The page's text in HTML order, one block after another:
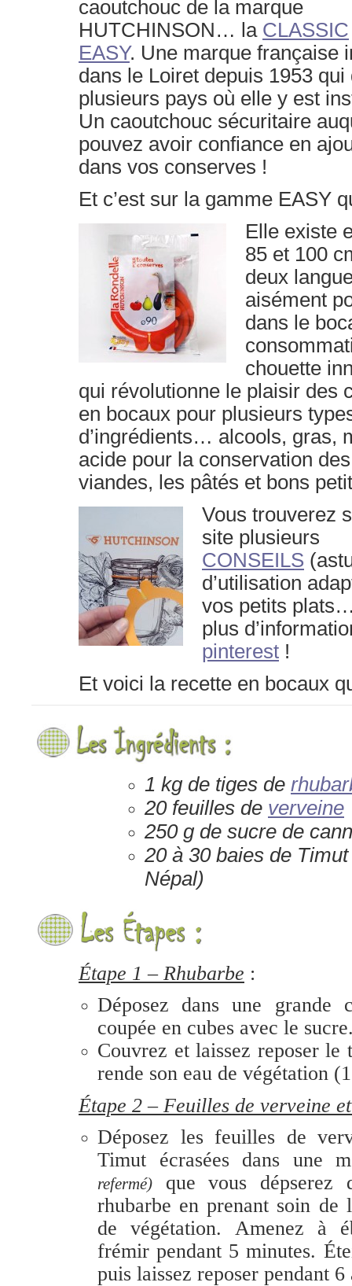
caoutchouc de la marque
HUTCHINSON… la CLASSIC
EASY. Une marque française i
dans le Loiret depuis 1953 qui
plusieurs pays où elle y est
Un caoutchouc sécuritaire
pouvez avoir confiance en
dans vos conserves !
Et c’est sur la gamme EASY
Elle existe
85 et 100
deux
aisément
dans le
chouette
qui révolutionne le plaisir des
en bocaux pour plusieurs
d’ingrédients… alcools, gras,
acide pour la conservation
viandes, les pâtés et bons
Vous trouverez
site plusieurs
CONSEILS
d’utilisation
vos petits
plus
pinterest !
Et voici la recette en bocaux
1 kg de tiges de
20 feuilles de verveine
250 g de sucre de
20 à 30 baies de
Népal)
Étape 1 – Rhubarbe :
Déposez dans une grande
coupée en cubes avec le sucre
Couvrez et laissez reposer le
rende son eau de végétation
Étape 2 – Feuilles de verveine
Déposez les feuilles de
Timut écrasées dans une
refermé)
que vous dépserez
rhubarbe en prenant soin de
de végétation. Amenez à
frémir pendant 5 minutes. Éte
puis laissez reposer pendant 6